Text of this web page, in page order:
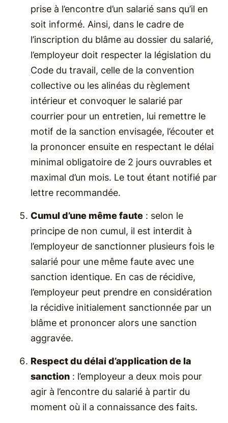
prise à l’encontre d’un salarié sans qu’il en
soit informé. Ainsi, dans le cadre de
l’inscription du blâme au dossier du salarié,
l’employeur doit respecter la législation du
Code du travail, celle de la convention
collective ou les alinéas du règlement
intérieur et convoquer le salarié par
courrier pour un entretien, lui remettre le
motif de la sanction envisagée, l’écouter et
la prononcer ensuite en respectant le délai
minimal obligatoire de 2 jours ouvrables et
maximal d’un mois. Le tout étant notifié par
lettre recommandée.
Cumul d’une même faute : selon le
principe de non cumul, il est interdit à
l’employeur de sanctionner plusieurs fois le
salarié pour une même faute avec une
sanction identique. En cas de récidive,
l’employeur peut prendre en considération
la récidive initialement sanctionnée par un
blâme et prononcer alors une sanction
aggravée.
Respect du délai d’application de la
sanction : l’employeur a deux mois pour
agir à l’encontre du salarié à partir du
moment où il a connaissance des faits.